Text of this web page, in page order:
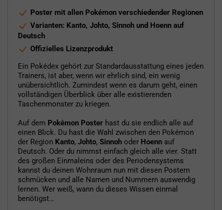
Poster mit allen Pokémon verschiedender Regionen
Varianten: Kanto, Johto, Sinnoh und Hoenn auf
Deutsch
Offizielles Lizenzprodukt
Ein Pokédex gehört zur Standardausstattung eines jeden
Trainers, ist aber, wenn wir ehrlich sind, ein wenig
unübersichtlich. Zumindest wenn es darum geht, einen
vollständigen Überblick über alle existierenden
Taschenmonster zu kriegen.
Auf dem Pokémon Poster hast du sie endlich alle auf
einen Blick. Du hast die Wahl zwischen den Pokémon
der Region Kanto, Johto, Sinnoh oder Hoenn auf
Deutsch. Oder du nimmst einfach gleich alle vier. Statt
des großen Einmaleins oder des Periodensystems
kannst du deinen Wohnraum nun mit diesen Postern
schmücken und alle Namen und Nummern auswendig
lernen. Wer weiß, wann du dieses Wissen einmal
benötigst…